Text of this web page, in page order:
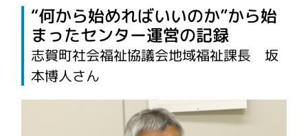
“何から始めればいいのか”から始
まったセンター運営の記録
志賀町社会福祉協議会地域福祉課長 坂
本博人さん